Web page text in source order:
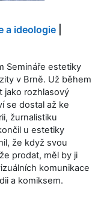
a ideologie
Semináře estetiky
v Brně. Už během
jako rozhlasový
se dostal až ke
žurnalistiku
u estetiky
že když svou
prodat, měl by ji
komunikace
a komiksem.